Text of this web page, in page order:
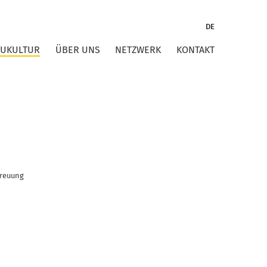
DE
ÜBER UNS NETZWERK KONTAKT